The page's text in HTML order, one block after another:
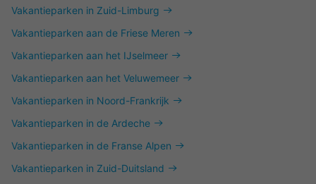
Vakantieparken in Zuid-Limburg
Vakantieparken aan de Friese Meren
Vakantieparken aan het IJselmeer
Vakantieparken aan het Veluwemeer
Vakantieparken in Noord-Frankrijk
Vakantieparken in de Ardeche
Vakantieparken in de Franse Alpen
Vakantieparken in Zuid-Duitsland